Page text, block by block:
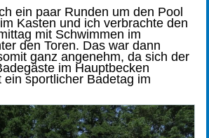
ein paar Runden um den Pool
Kasten und ich verbrachte den
mit Schwimmen im
den Toren. Das war dann
ganz angenehm, da sich der
im Hauptbecken
ein sportlicher Badetag im